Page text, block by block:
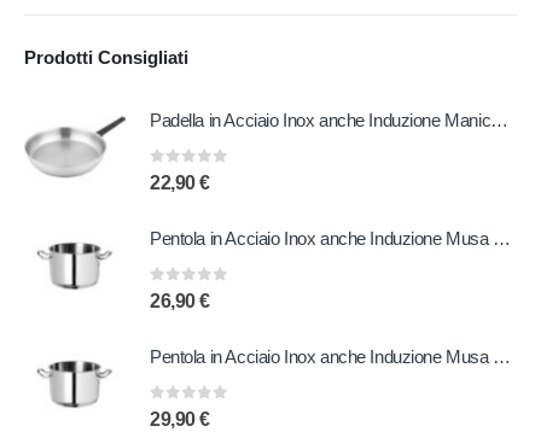
Prodotti Consigliati
Padella in Acciaio Inox anche Induzione Manico in Bachelite 20 cm
0out of 5
22,90€
Pentola in Acciaio Inox anche Induzione Musa 20 cm
0out of 5
26,90€
Pentola in Acciaio Inox anche Induzione Musa 22 cm
0out of 5
29,90€